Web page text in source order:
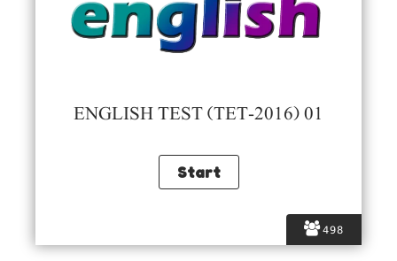
498
ENGLISH TEST (TET-2016) 01